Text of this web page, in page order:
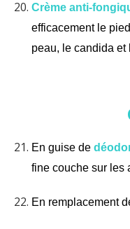
Crème anti-
efficacement le
peau, le candida et
En guise de
fine couche sur les
En remplacement